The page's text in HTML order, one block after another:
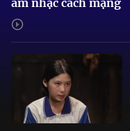
âm nhạc cách mạng